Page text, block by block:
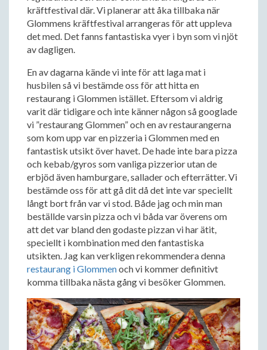
kräftfestival där. Vi planerar att åka tillbaka när
Glommens kräftfestival arrangeras för att uppleva
det med. Det fanns fantastiska vyer i byn som vi njöt
av dagligen.
En av dagarna kände vi inte för att laga mat i
husbilen så vi bestämde oss för att hitta en
restaurang i Glommen istället. Eftersom vi aldrig
varit där tidigare och inte känner någon så googlade
vi ”restaurang Glommen” och en av restaurangerna
som kom upp var en pizzeria i Glommen med en
fantastisk utsikt över havet. De hade inte bara pizza
och kebab/gyros som vanliga pizzerior utan de
erbjöd även hamburgare, sallader och efterrätter. Vi
bestämde oss för att gå dit då det inte var speciellt
långt bort från var vi stod. Både jag och min man
beställde varsin pizza och vi båda var överens om
att det var bland den godaste pizzan vi har ätit,
speciellt i kombination med den fantastiska
utsikten. Jag kan verkligen rekommendera denna
restaurang i Glommenoch vi kommer definitivt
komma tillbaka nästa gång vi besöker Glommen.